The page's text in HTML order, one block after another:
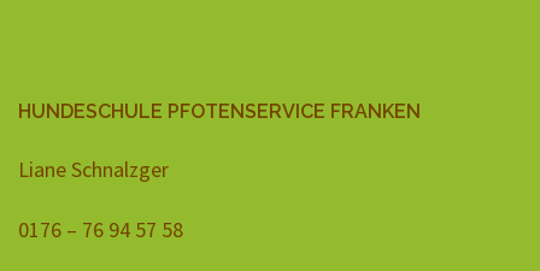
HUNDESCHULE PFOTENSERVICE FRANKEN
Liane Schnalzger
0176 – 76 94 57 58